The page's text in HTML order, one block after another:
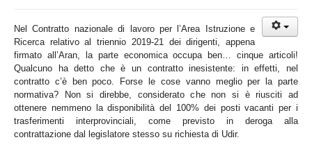
Nel Contratto nazionale di lavoro per l’Area Istruzione e
Ricerca relativo al triennio 2019-21 dei dirigenti,
appena
firmato all’Aran, la parte economica occupa ben… cinque articoli!
Qualcuno ha detto che è un contratto inesistente: in effetti, nel
contratto c’è ben poco.
Forse le cose vanno meglio per la parte
normativa? Non si direbbe, considerato che non si è riusciti ad
ottenere nemmeno la disponibilità del 100% dei posti vacanti per i
trasferimenti interprovinciali, come previsto in deroga alla
contrattazione dal legislatore stesso su richiesta di Udir.